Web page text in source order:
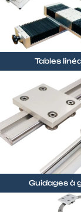
Tables
Guidages à